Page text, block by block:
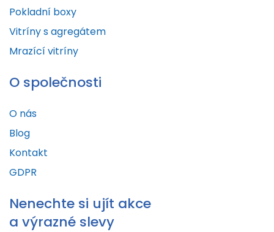
Pokladní boxy
Vitríny s agregátem
Mrazící vitríny
O společnosti
O nás
Blog
Kontakt
GDPR
Nenechte si ujít akce
a výrazné slevy